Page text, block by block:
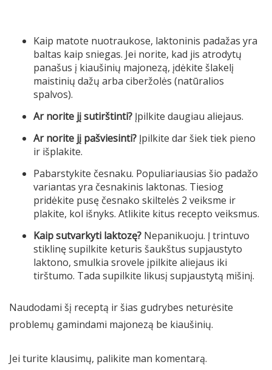
Kaip matote nuotraukose, laktoninis padažas yra
baltas kaip sniegas. Jei norite, kad jis atrodytų
panašus į kiaušinių majonezą, įdėkite šlakelį
maistinių dažų arba ciberžolės (natūralios
spalvos).
Ar norite jį sutirštinti? Įpilkite daugiau aliejaus.
Ar norite jį pašviesinti? Įpilkite dar šiek tiek pieno
ir išplakite.
Pabarstykite česnaku. Populiariausias šio padažo
variantas yra česnakinis laktonas. Tiesiog
pridėkite pusę česnako skiltelės 2 veiksme ir
plakite, kol išnyks. Atlikite kitus recepto veiksmus.
Kaip sutvarkyti laktozę? Nepanikuoju. Į trintuvo
stiklinę supilkite keturis šaukštus supjaustyto
laktono, smulkia srovele įpilkite aliejaus iki
tirštumo. Tada supilkite likusį supjaustytą mišinį.
Naudodami šį receptą ir šias gudrybes neturėsite
problemų gamindami majonezą be kiaušinių.
Jei turite klausimų, palikite man komentarą.